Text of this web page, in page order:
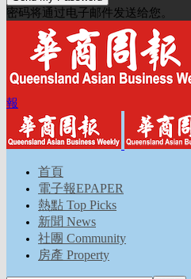
密码将通过电子邮件发送给您。
報
首頁
電子報EPAPER
熱點 Top Picks
新聞 News
社團 Community
房產 Property